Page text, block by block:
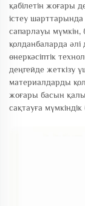
қабілетін жоғары
істеу
сапарлауы мүмкін,
қолданбаларда
өнеркәсіптік
деңгейде жеткізу
материалдарды
жоғары басын
сақтауға мүмкіндік